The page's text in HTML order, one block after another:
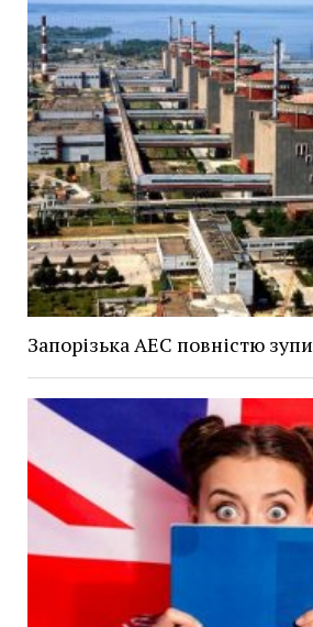
Запорізька АЕС повністю